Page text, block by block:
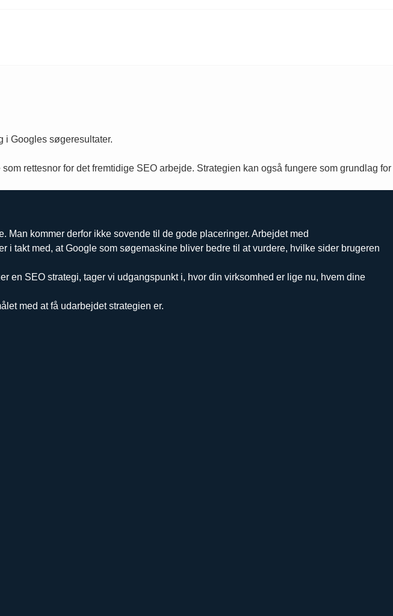
i Googles søgeresultater.
rettesnor for det fremtidige SEO arbejde. Strategien kan også fungere som grundlag for
kommer derfor ikke sovende til de gode placeringer. Arbejdet med
i takt med, at Google som søgemaskine bliver bedre til at vurdere, hvilke sider brugeren
en SEO strategi, tager vi udgangspunkt i, hvor din virksomhed er lige nu, hvem dine
med at få udarbejdet strategien er.